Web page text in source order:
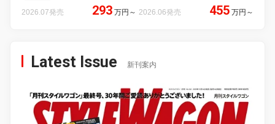
2026.07発売 293 万円 ～ 2026.06発売 455 万円 ～
Latest Issue 新刊案内